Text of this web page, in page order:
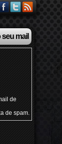
mail
de
de spam.